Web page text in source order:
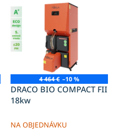
4 464 € –10 %
DRACO BIO COMPACT FII
18kw
NA OBJEDNÁVKU